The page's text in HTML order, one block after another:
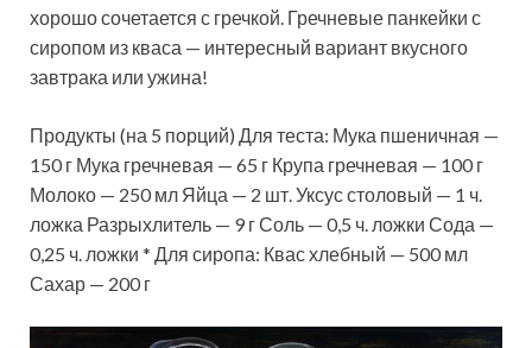
хорошо сочетается с гречкой. Гречневые панкейки с
сиропом из кваса — интересный вариант вкусного
завтрака или ужина!
Продукты (на 5 порций) Для теста: Мука пшеничная —
150 г Мука гречневая — 65 г Крупа гречневая — 100 г
Молоко — 250 мл Яйца — 2 шт. Уксус столовый — 1 ч.
ложка Разрыхлитель — 9 г Соль — 0,5 ч. ложки Сода —
0,25 ч. ложки * Для сиропа: Квас хлебный — 500 мл
Сахар — 200 г